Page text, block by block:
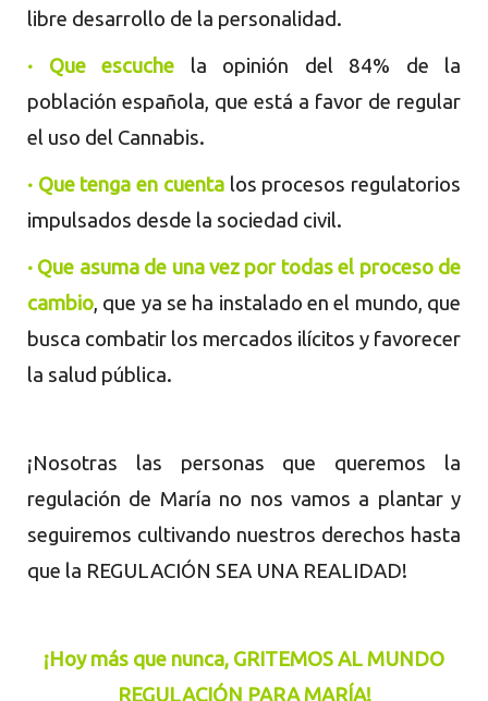
libre desarrollo de la personalidad.
· Que escuche la opinión del 84% de la
población española, que está a favor de regular
el uso del Cannabis.
· Que tenga en cuenta los procesos regulatorios
impulsados desde la sociedad civil.
· Que asuma de una vez por todas el proceso de
cambio, que ya se ha instalado en el mundo, que
busca combatir los mercados ilícitos y favorecer
la salud pública.
¡Nosotras las personas que queremos la
regulación de María no nos vamos a plantar y
seguiremos cultivando nuestros derechos hasta
que la REGULACIÓN SEA UNA REALIDAD!
¡Hoy más que nunca, GRITEMOS AL MUNDO
REGULACIÓN PARA MARÍA!